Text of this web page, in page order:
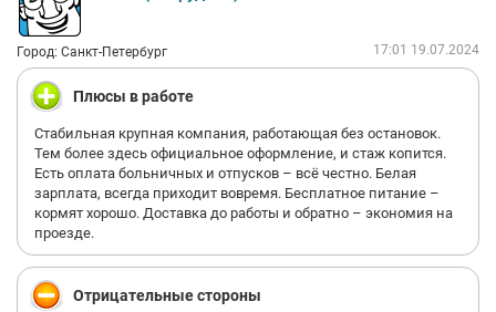
Город: Санкт-Петербург 17:01 19.07.2024
Плюсы в работе
Стабильная крупная компания, работающая без остановок.
Тем более здесь официальное оформление, и стаж копится.
Есть оплата больничных и отпусков – всё честно. Белая
зарплата, всегда приходит вовремя. Бесплатное питание –
кормят хорошо. Доставка до работы и обратно – экономия на
проезде.
Отрицательные стороны